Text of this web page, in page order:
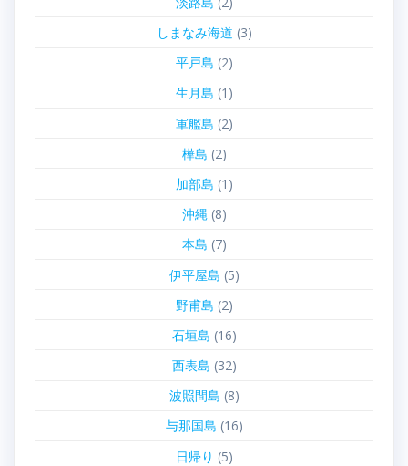
しまなみ海道 (3)
平戸島 (2)
生月島 (1)
軍艦島 (2)
樺島 (2)
加部島 (1)
沖縄(8)
本島 (7)
伊平屋島 (5)
野甫島 (2)
石垣島 (16)
西表島 (32)
波照間島 (8)
与那国島 (16)
日帰り (5)